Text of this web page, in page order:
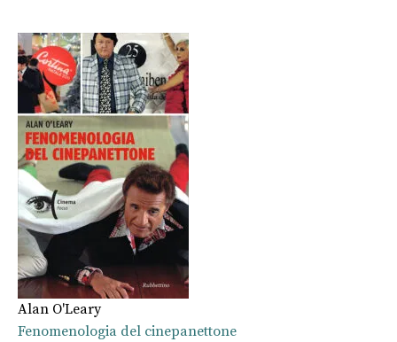
Alan O'Leary
Fenomenologia del cinepanettone